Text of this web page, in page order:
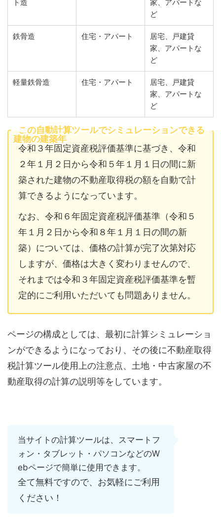
ト造
家、アパートな
ど
鉄骨造 住宅・アパート
居宅、戸建貸
家、アパートな
ど
軽量鉄骨造 住宅・アパート
居宅、戸建貸
家、アパートな
ど
この自動計算ツールでシミュレーションできる
建物の建築年
令和３年固定資産税評価基準に基づき、令和
２年１月２日から令和５年１月１日の間に新
築された建物の不動産取得税の額を自動で計
算できるようになっています。
なお、令和６年固定資産税評価基準（令和５
年１月２日から令和８年１月１日の間の新
築）については、価格の計算が完了次第対応
しますが、価格は大きく変わりませんので、
それまでは令和３年固定資産税評価基準を暫
定的にご利用いただいても問題ありません。
ページの構成としては、最初に計算シミュレーショ
ンができるようになっており、その後に不動産取得
税計算ツール使用上の注意点、土地・中古家屋の不
動産取得の計算の説明等をしています。
当サイトの計算ツールは、スマートフ
ォン・タブレット・パソコンなどのW
ebページで簡単に使用できます。
全て無料ですので、お気軽にご利用
ください！